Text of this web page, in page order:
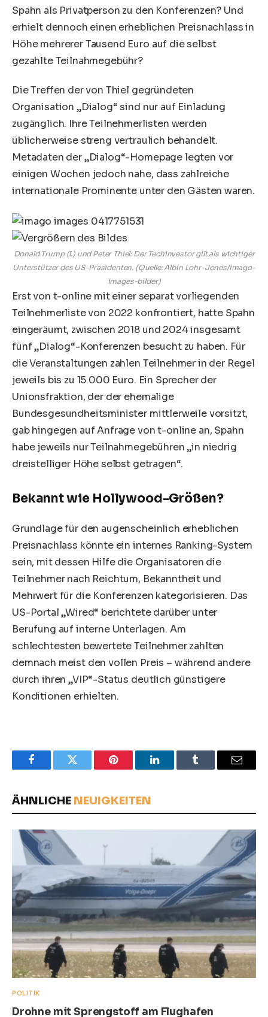
Spahn als Privatperson zu den Konferenzen? Und
erhielt dennoch einen erheblichen Preisnachlass in
Höhe mehrerer Tausend Euro auf die selbst
gezahlte Teilnahmegebühr?
Die Treffen der von Thiel gegründeten
Organisation „Dialog“ sind nur auf Einladung
zugänglich. Ihre Teilnehmerlisten werden
üblicherweise streng vertraulich behandelt.
Metadaten der „Dialog“-Homepage legten vor
einigen Wochen jedoch nahe, dass zahlreiche
internationale Prominente unter den Gästen waren.
Donald Trump (l.) und Peter Thiel: Der Techinvestor gilt als wichtiger
Unterstützer des US-Präsidenten. (Quelle: Albin Lohr-Jones/imago-
images-bilder)
Erst von t-online mit einer separat vorliegenden
Teilnehmerliste von 2022 konfrontiert, hatte Spahn
eingeräumt, zwischen 2018 und 2024 insgesamt
fünf „Dialog“-Konferenzen besucht zu haben. Für
die Veranstaltungen zahlen Teilnehmer in der Regel
jeweils bis zu 15.000 Euro. Ein Sprecher der
Unionsfraktion, der der ehemalige
Bundesgesundheitsminister mittlerweile vorsitzt,
gab hingegen auf Anfrage von t-online an, Spahn
habe jeweils nur Teilnahmegebühren „in niedrig
dreistelliger Höhe selbst getragen“.
Bekannt wie Hollywood-Größen?
Grundlage für den augenscheinlich erheblichen
Preisnachlass könnte ein internes Ranking-System
sein, mit dessen Hilfe die Organisatoren die
Teilnehmer nach Reichtum, Bekanntheit und
Mehrwert für die Konferenzen kategorisieren. Das
US-Portal „Wired“ berichtete darüber unter
Berufung auf interne Unterlagen. Am
schlechtesten bewertete Teilnehmer zahlten
demnach meist den vollen Preis – während andere
durch ihren „VIP“-Status deutlich günstigere
Konditionen erhielten.
FacebookTwitter Pinterest LinkedInTumblr Email
ÄHNLICHE NEUIGKEITEN
POLITIK
Drohne mit Sprengstoff am Flughafen